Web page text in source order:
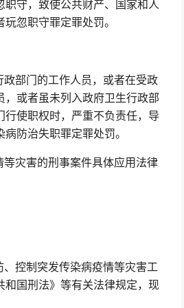
守，致使公共财产、国家和人
忽职守罪定罪处罚。
部门的工作人员，或者在受政
或者虽未列入政府卫生行政部
使职权时，严重不负责任，导
防治失职罪定罪处罚。
灾害的刑事案件具体应用法律
控制突发传染病疫情等灾害工
国刑法》等有关法律规定，现